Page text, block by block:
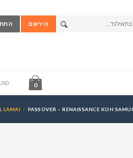
הירשם
0
USD
PASSOVER – RENAISSANCE KOH SAMUI
LAMAI